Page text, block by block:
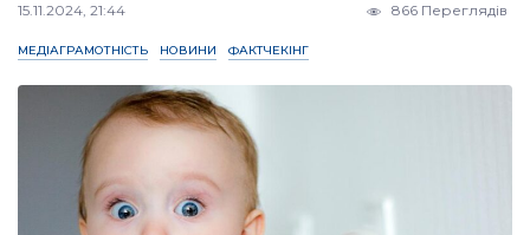
15.11.2024, 21:44 866 Переглядів
МЕДІАГРАМОТНІСТЬ НОВИНИ ФАКТЧЕКІНГ